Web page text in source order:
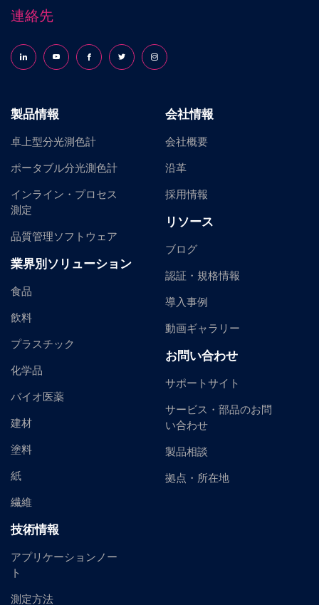
連絡先
Follow us on LinkedInFollow us on YouTubeFollow us on Facebook
Follow us on X (formerly Twitter)
Follow us on Instagram
製品情報
卓上型分光測色計
ポータブル分光測色計
インライン・プロセス
測定
品質管理ソフトウェア
業界別ソリューション
食品
飲料
プラスチック
化学品
バイオ医薬
建材
塗料
紙
繊維
技術情報
アプリケーションノー
ト
測定方法
会社情報
会社概要
沿革
採用情報
リソース
ブログ
認証・規格情報
導入事例
動画ギャラリー
お問い合わせ
サポートサイト
サービス・部品のお問
い合わせ
製品相談
拠点・所在地